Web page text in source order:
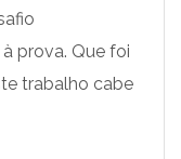
prova. Que foi
trabalho cabe